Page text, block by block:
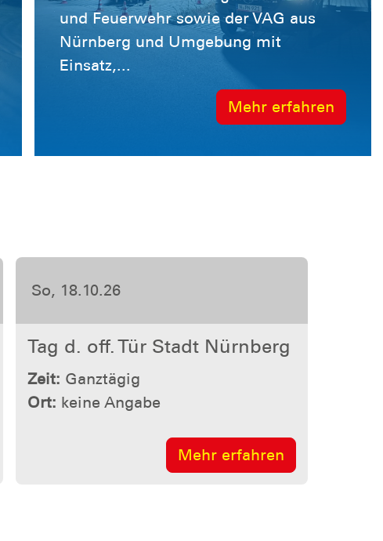
und Feuerwehr sowie der VAG aus
Nürnberg und Umgebung mit
Einsatz,...
Mehr erfahren
So, 18.10.26
Tag d. off. Tür Stadt Nürnberg
Zeit: Ganztägig
Ort: keine Angabe
Mehr erfahren